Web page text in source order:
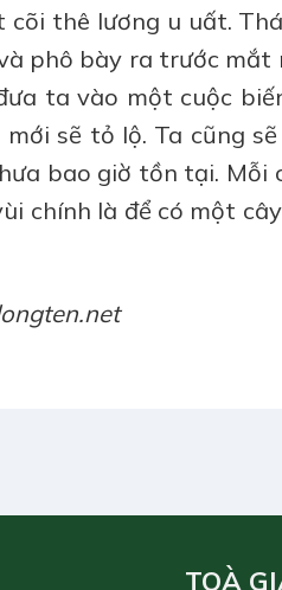
thê lương u uất.
phô bày ra trước
ta vào một cuộc
sẽ tỏ lộ. Ta cũng
bao giờ tồn tại.
chính là để có một
TOÀ